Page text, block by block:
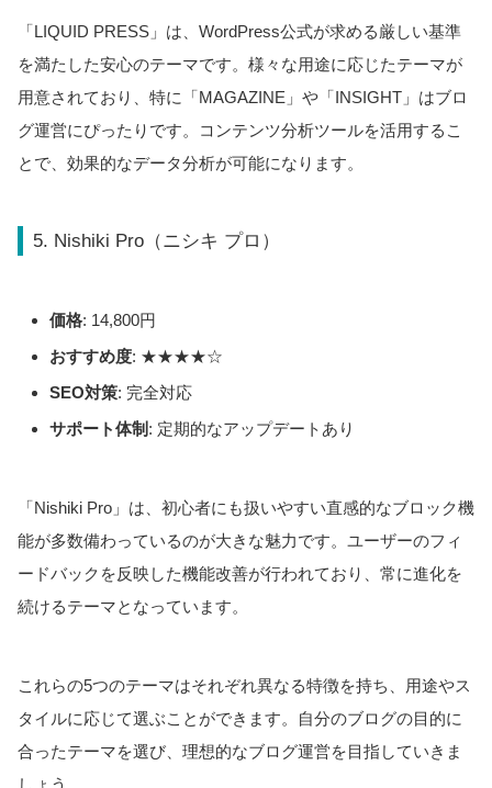
「LIQUID PRESS」は、WordPress公式が求める厳しい基準
を満たした安心のテーマです。様々な用途に応じたテーマが
用意されており、特に「MAGAZINE」や「INSIGHT」はブロ
グ運営にぴったりです。コンテンツ分析ツールを活用するこ
とで、効果的なデータ分析が可能になります。
5. Nishiki Pro（ニシキ プロ）
価格: 14,800円
おすすめ度: ★★★★☆
SEO対策: 完全対応
サポート体制 : 定期的なアップデートあり
「Nishiki Pro」は、初心者にも扱いやすい直感的なブロック機
能が多数備わっているのが大きな魅力です。ユーザーのフィ
ードバックを反映した機能改善が行われており、常に進化を
続けるテーマとなっています。
これらの5つのテーマはそれぞれ異なる特徴を持ち、用途やス
タイルに応じて選ぶことができます。自分のブログの目的に
合ったテーマを選び、理想的なブログ運営を目指していきま
しょう。